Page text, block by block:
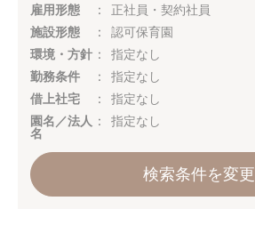
雇用形態
正社員・契約社員
施設形態
認可保育園
環境・方針
指定なし
勤務条件
指定なし
借上社宅
指定なし
園名／法人
名
指定なし
検索条件を変更